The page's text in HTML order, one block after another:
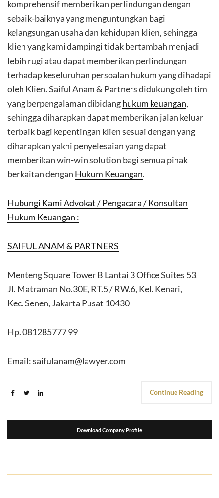
komprehensif memberikan perlindungan dengan
sebaik-baiknya yang menguntungkan bagi
kelangsungan usaha dan kehidupan klien, sehingga
klien yang kami dampingi tidak bertambah menjadi
lebih rugi atau dapat memberikan perlindungan
terhadap keseluruhan persoalan hukum yang dihadapi
oleh Klien. Saiful Anam & Partners didukung oleh tim
yang berpengalaman dibidanghukum keuangan,
sehingga diharapkan dapat memberikan jalan keluar
terbaik bagi kepentingan klien sesuai dengan yang
diharapkan yakni penyelesaian yang dapat
memberikan win-win solution bagi semua pihak
berkaitan dengan Hukum Keuangan.
Hubungi Kami Advokat / Pengacara / Konsultan
Hukum Keuangan :
SAIFUL ANAM & PARTNERS
Menteng Square Tower B Lantai 3 Office Suites 53,
Jl. Matraman No.30E, RT.5 / RW.6, Kel. Kenari,
Kec. Senen, Jakarta Pusat 10430
Hp. 081285777 99
Email: saifulanam@lawyer.com
Continue Reading
Download Company Profile